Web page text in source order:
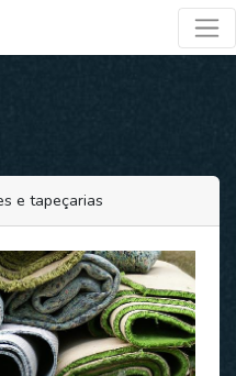
e tapeçarias